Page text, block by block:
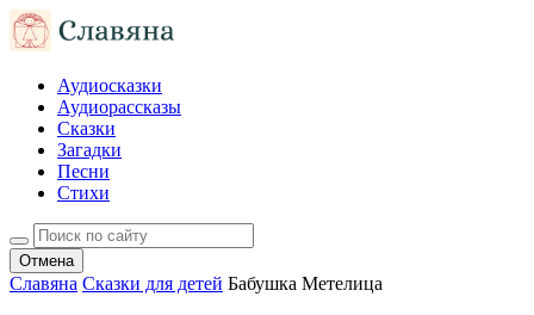
Аудиосказки
Аудиорассказы
Сказки
Загадки
Песни
Стихи
Отмена
Славяна Сказки для детей Бабушка Метелица